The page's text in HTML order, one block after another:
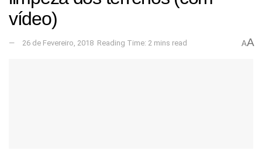
vídeo)
26 de Fevereiro, 2018 Reading Time: 2 mins read AA